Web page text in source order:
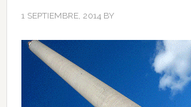
1 SEPTIEMBRE, 2014BY